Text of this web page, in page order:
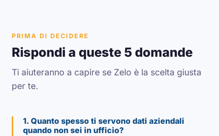
PRIMA DI DECIDERE
Rispondi a queste 5 domande
Ti aiuteranno a capire se Zelo è la scelta giusta
per te.
1. Quanto spesso ti servono dati aziendali
quando non sei in ufficio?